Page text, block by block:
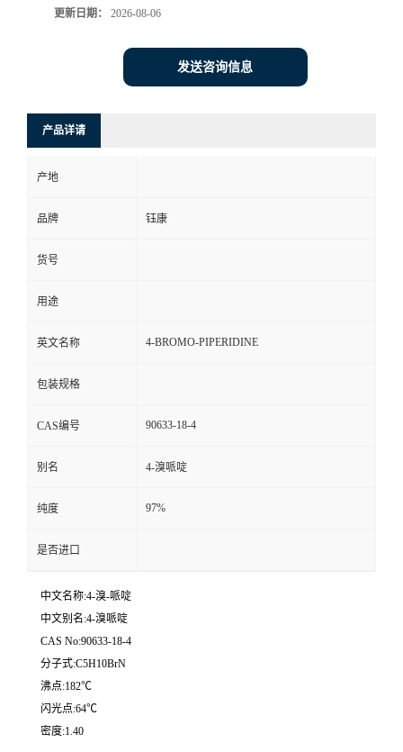
更新日期： 2026-08-06
发送咨询信息
产品详请
产地
品牌 钰康
货号
用途
英文名称 4-BROMO-PIPERIDINE
包装规格
CAS编号 90633-18-4
别名 4-溴哌啶
纯度 97%
是否进口
中文名称:4-溴-哌啶
中文别名:4-溴哌啶
CAS No:90633-18-4
分子式:C5H10BrN
沸点:182℃
闪光点:64℃
密度:1.40